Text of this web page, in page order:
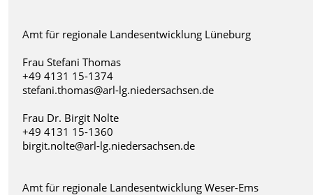
Amt für regionale Landesentwicklung Lüneburg
Frau Stefani Thomas
+49 4131 15-1374
stefani.thomas@arl-lg.niedersachsen.de
Frau Dr. Birgit Nolte
+49 4131 15-1360
birgit.nolte@arl-lg.niedersachsen.de
Amt für regionale Landesentwicklung Weser-Ems